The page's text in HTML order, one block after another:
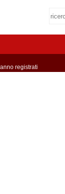
registrati